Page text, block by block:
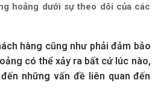
hoảng dưới sự theo dõi của các
hàng cũng như phải đảm bảo
có thể xảy ra bất cứ lúc nào,
những vấn đề liên quan đến